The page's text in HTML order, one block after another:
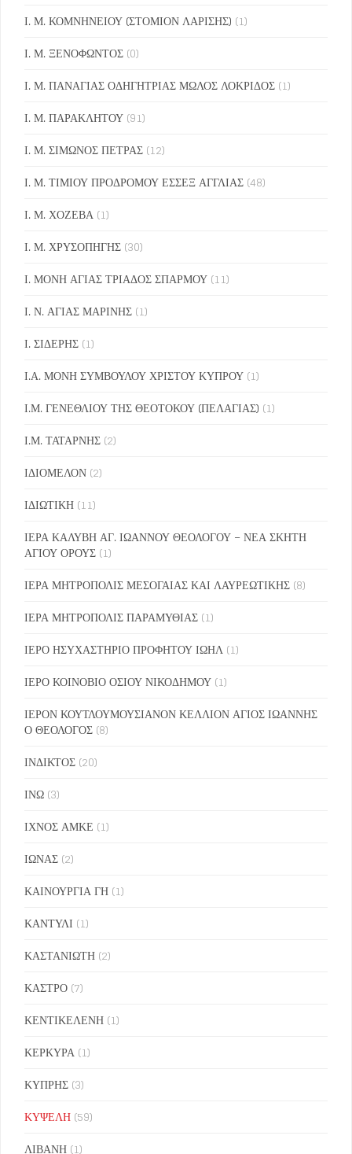
Ι. Μ. ΚΟΜΝΗΝΕΙΟΥ (ΣΤΟΜΙΟΝ ΛΑΡΙΣΗΣ) (1)
Ι. Μ. ΞΕΝΟΦΩΝΤΟΣ (0)
Ι. Μ. ΠΑΝΑΓΙΑΣ ΟΔΗΓΗΤΡΙΑΣ ΜΩΛΟΣ ΛΟΚΡΙΔΟΣ (1)
Ι. Μ. ΠΑΡΑΚΛΗΤΟΥ (91)
Ι. Μ. ΣΙΜΩΝΟΣ ΠΕΤΡΑΣ (12)
Ι. Μ. ΤΙΜΙΟΥ ΠΡΟΔΡΟΜΟΥ ΕΣΣΕΞ ΑΓΓΛΙΑΣ (48)
Ι. Μ. ΧΟΖΕΒΑ (1)
Ι. Μ. ΧΡΥΣΟΠΗΓΗΣ (30)
Ι. ΜΟΝΗ ΑΓΙΑΣ ΤΡΙΑΔΟΣ ΣΠΑΡΜΟΥ (11)
Ι. Ν. ΑΓΙΑΣ ΜΑΡΙΝΗΣ (1)
Ι. ΣΙΔΕΡΗΣ (1)
Ι.Α. ΜΟΝΗ ΣΥΜΒΟΥΛΟΥ ΧΡΙΣΤΟΥ ΚΥΠΡΟΥ (1)
Ι.Μ. ΓΕΝΕΘΛΙΟΥ ΤΗΣ ΘΕΟΤΟΚΟΥ (ΠΕΛΑΓΙΑΣ) (1)
Ι.Μ. ΤΑΤΑΡΝΗΣ (2)
ΙΔΙΟΜΕΛΟΝ (2)
ΙΔΙΩΤΙΚΗ (11)
ΙΕΡΑ ΚΑΛΥΒΗ ΑΓ. ΙΩΑΝΝΟΥ ΘΕΟΛΟΓΟΥ – ΝΕΑ ΣΚΗΤΗ
ΑΓΙΟΥ ΟΡΟΥΣ (1)
ΙΕΡΑ ΜΗΤΡΟΠΟΛΙΣ ΜΕΣΟΓΑΙΑΣ ΚΑΙ ΛΑΥΡΕΩΤΙΚΗΣ (8)
ΙΕΡΑ ΜΗΤΡΟΠΟΛΙΣ ΠΑΡΑΜΥΘΙΑΣ (1)
ΙΕΡΟ ΗΣΥΧΑΣΤΗΡΙΟ ΠΡΟΦΗΤΟΥ ΙΩΗΛ (1)
ΙΕΡΟ ΚΟΙΝΟΒΙΟ ΟΣΙΟΥ ΝΙΚΟΔΗΜΟΥ (1)
ΙΕΡΟΝ ΚΟΥΤΛΟΥΜΟΥΣΙΑΝΟΝ ΚΕΛΛΙΟΝ ΑΓΙΟΣ ΙΩΑΝΝΗΣ
Ο ΘΕΟΛΟΓΟΣ (8)
ΙΝΔΙΚΤΟΣ (20)
ΙΝΩ (3)
ΙΧΝΟΣ ΑΜΚΕ (1)
ΙΩΝΑΣ (2)
ΚΑΙΝΟΥΡΓΙΑ ΓΗ (1)
ΚΑΝΤΥΛΙ (1)
ΚΑΣΤΑΝΙΩΤΗ (2)
ΚΑΣΤΡΟ (7)
ΚΕΝΤΙΚΕΛΕΝΗ (1)
ΚΕΡΚΥΡΑ (1)
ΚΥΠΡΗΣ (3)
ΚΥΨΕΛΗ (59)
ΛΙΒΑΝΗ (1)